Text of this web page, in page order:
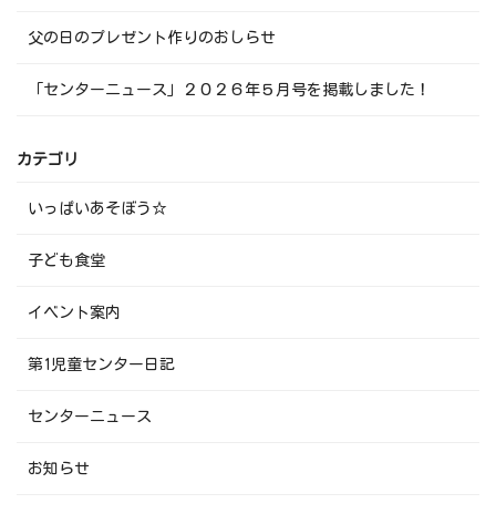
父の日のプレゼント作りのおしらせ
「センターニュース」２０２６年５月号を掲載しました！
カテゴリ
いっぱいあそぼう☆
子ども食堂
イベント案内
第1児童センター日記
センターニュース
お知らせ